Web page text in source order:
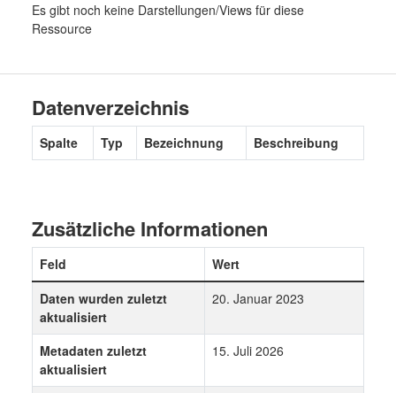
Es gibt noch keine Darstellungen/Views für diese
Ressource
Datenverzeichnis
Spalte Typ Bezeichnung Beschreibung
Zusätzliche Informationen
Feld
Wert
Daten wurden zuletzt
aktualisiert
20. Januar 2023
Metadaten zuletzt
aktualisiert
15. Juli 2026